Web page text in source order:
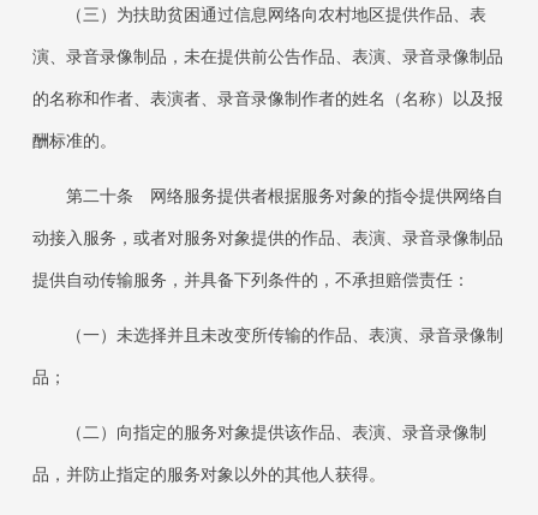
（三）为扶助贫困通过信息网络向农村地区提供作品、表
演、录音录像制品，未在提供前公告作品、表演、录音录像制品
的名称和作者、表演者、录音录像制作者的姓名（名称）以及报
酬标准的。
第二十条 网络服务提供者根据服务对象的指令提供网络自
动接入服务，或者对服务对象提供的作品、表演、录音录像制品
提供自动传输服务，并具备下列条件的，不承担赔偿责任：
（一）未选择并且未改变所传输的作品、表演、录音录像制
品；
（二）向指定的服务对象提供该作品、表演、录音录像制
品，并防止指定的服务对象以外的其他人获得。